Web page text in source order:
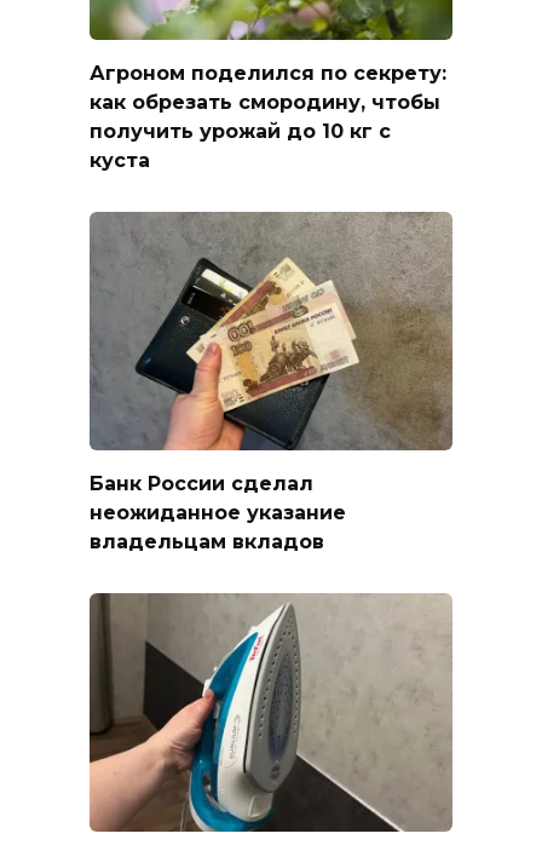
Агроном поделился по секрету:
как обрезать смородину, чтобы
получить урожай до 10 кг с
куста
Банк России сделал
неожиданное указание
владельцам вкладов